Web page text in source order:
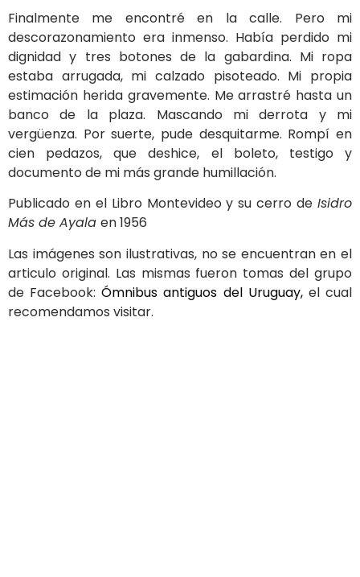
Finalmente me encontré en la calle. Pero mi
descorazonamiento era inmenso. Había perdido mi
dignidad y tres botones de la gabardina. Mi ropa
estaba arrugada, mi calzado pisoteado. Mi propia
estimación herida gravemente. Me arrastré hasta un
banco de la plaza. Mascando mi derrota y mi
vergüenza. Por suerte, pude desquitarme. Rompí en
cien pedazos, que deshice, el boleto, testigo y
documento de mi más grande humillación.
Publicado en el Libro Montevideo y su cerro de Isidro
Más de Ayala en 1956
Las imágenes son ilustrativas, no se encuentran en el
articulo original. Las mismas fueron tomas del grupo
de Facebook:Ómnibus antiguos del Uruguay,el cual
recomendamos visitar.